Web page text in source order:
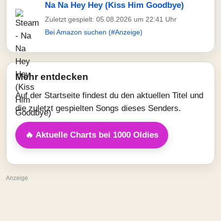
Na Na Hey Hey (Kiss Him Goodbye)
Zuletzt gespielt: 05.08.2026 um 22:41 Uhr
Bei Amazon suchen (#Anzeige)
Mehr entdecken
Auf der Startseite findest du den aktuellen Titel und
die zuletzt gespielten Songs dieses Senders.
🔥 Aktuelle Charts bei 1000 Oldies
Anzeige